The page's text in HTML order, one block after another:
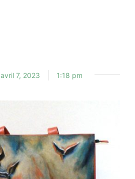
avril 7, 2023 1:18 pm